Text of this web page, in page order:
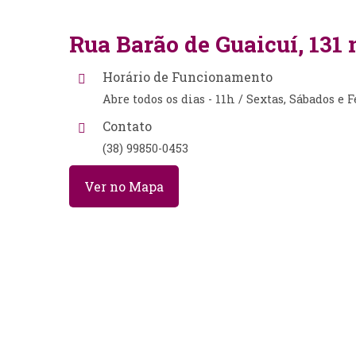
Rua Barão de Guaicuí,
Horário de Funcionamento
Abre todos os dias - 11h / Sextas, Sábados
Contato
(38) 99850-0453
Ver no Mapa